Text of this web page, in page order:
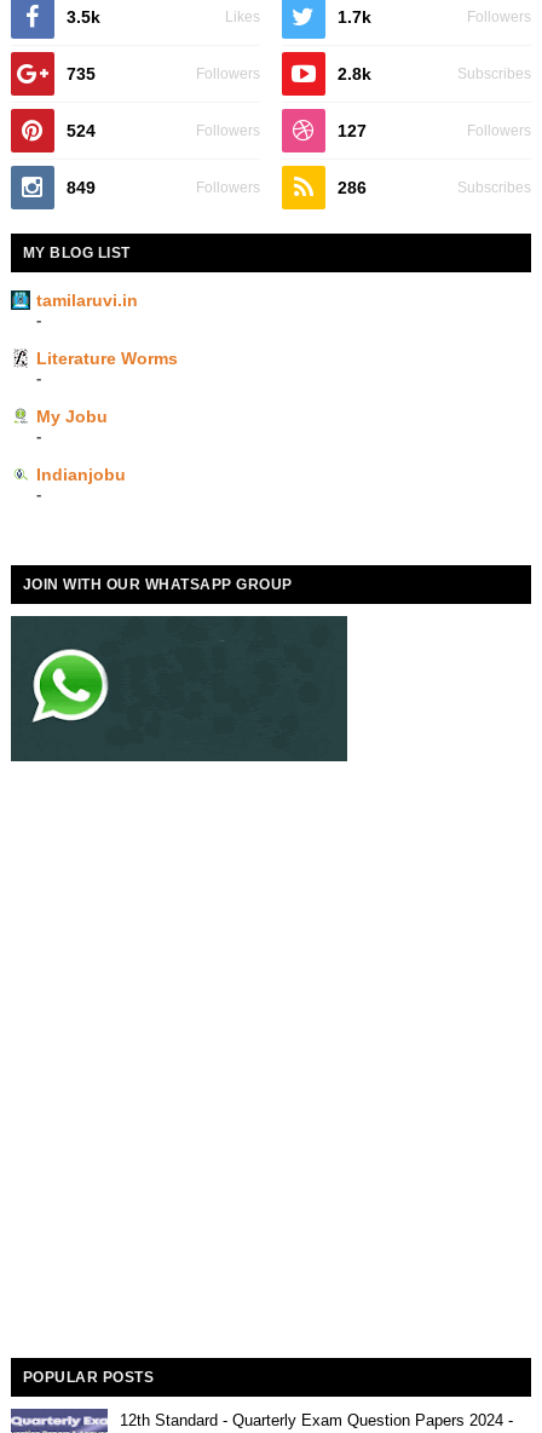
3.5k Likes 1.7k Followers
735 Followers 2.8k Subscribes
524 Followers 127 Followers
849 Followers 286 Subscribes
MY BLOG LIST
tamilaruvi.in
-
Literature Worms
-
My Jobu
-
Indianjobu
-
JOIN WITH OUR WHATSAPP GROUP
POPULAR POSTS
12th Standard - Quarterly Exam Question Papers 2024 -